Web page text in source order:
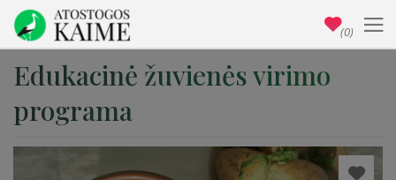
Edukacinė žuvienės virimo
programa
(0)